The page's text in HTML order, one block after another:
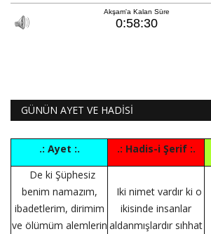
GÜNÜN AYET VE HADİSİ
.: Ayet :. .: Hadis-i Şerif :.
De ki Şüphesiz
benim namazım,
ibadetlerim, dirimim
ve ölümüm alemlerin
Iki nimet vardır ki o
ikisinde insanlar
aldanmışlardır sıhhat